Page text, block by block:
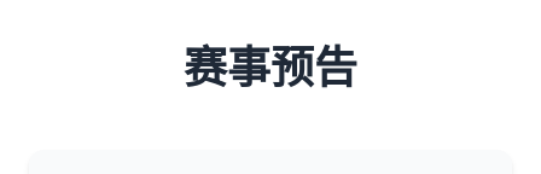
赛事预告